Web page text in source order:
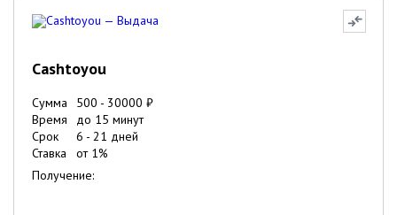
Cashtoyou
Сумма 500 - 30000 ₽
Время
до 15 минут
Срок
6 - 21 дней
Ставка
от 1%
Получение: